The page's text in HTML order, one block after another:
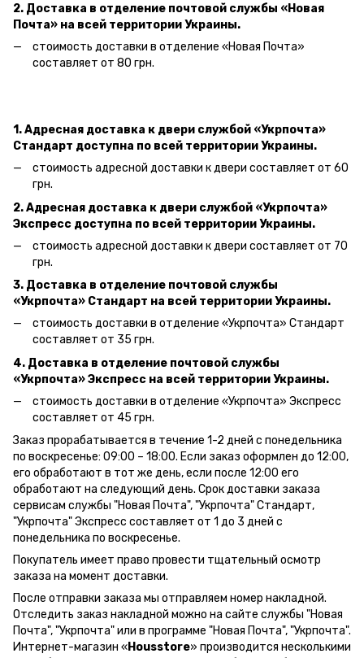
2. Доставка в отделение почтовой службы «Новая
Почта» на всей территории Украины.
стоимость доставки в отделение «Новая Почта»
составляет от 80 грн.
1. Адресная доставка к двери службой «Укрпочта»
Стандарт доступна по всей территории Украины.
стоимость адресной доставки к двери составляет от 60
грн.
2. Адресная доставка к двери службой «Укрпочта»
Экспресс доступна по всей территории Украины.
стоимость адресной доставки к двери составляет от 70
грн.
3. Доставка в отделение почтовой службы
«Укрпочта» Стандарт на всей территории Украины.
стоимость доставки в отделение «Укрпочта» Стандарт
составляет от 35 грн.
4. Доставка в отделение почтовой службы
«Укрпочта» Экспресс на всей территории Украины.
стоимость доставки в отделение «Укрпочта» Экспресс
составляет от 45 грн.
Заказ прорабатывается в течение 1-2 дней с понедельника
по воскресенье: 09:00 – 18:00. Если заказ оформлен до 12:00,
его обработают в тот же день, если после 12:00 его
обработают на следующий день. Срок доставки заказа
сервисам службы "Новая Почта", "Укрпочта" Стандарт,
"Укрпочта" Экспресс составляет от 1 до 3 дней с
понедельника по воскресенье.
Покупатель имеет право провести тщательный осмотр
заказа на момент доставки.
После отправки заказа мы отправляем номер накладной.
Отследить заказ накладной можно на сайте службы "Новая
Почта", "Укрпочта" или в программе "Новая Почта", "Укрпочта".
Интернет-магазин «Housstore» производится несколькими